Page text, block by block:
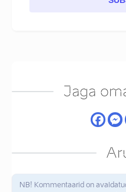
Jaga
NB! Kommentaarid on